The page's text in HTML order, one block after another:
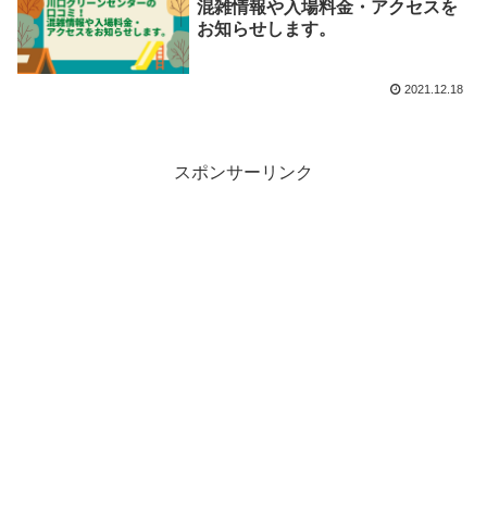
混雑情報や入場料金・アクセスを
お知らせします。
2021.12.18
スポンサーリンク